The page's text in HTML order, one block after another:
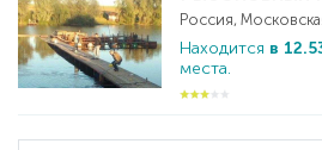
Находится в
места.